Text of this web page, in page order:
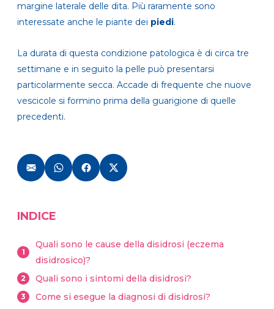
margine laterale delle dita. Più raramente sono
interessate anche le piante dei piedi.
La durata di questa condizione patologica è di circa tre
settimane e in seguito la pelle può presentarsi
particolarmente secca. Accade di frequente che nuove
vescicole si formino prima della guarigione di quelle
precedenti.
INDICE
1
Quali sono le cause della disidrosi (eczema
disidrosico)?
2 Quali sono i sintomi della disidrosi?
3 Come si esegue la diagnosi di disidrosi?